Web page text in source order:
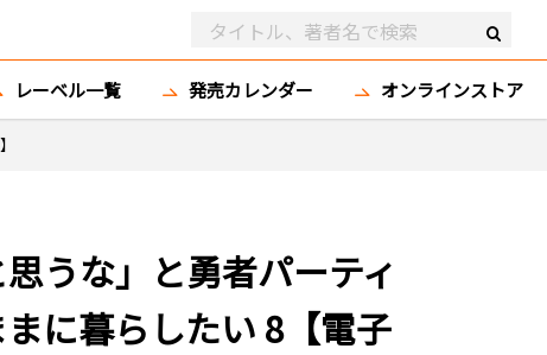
レーベル一覧 発売カレンダー オンラインストア
うな」と勇者パーティ
に暮らしたい 8【電子